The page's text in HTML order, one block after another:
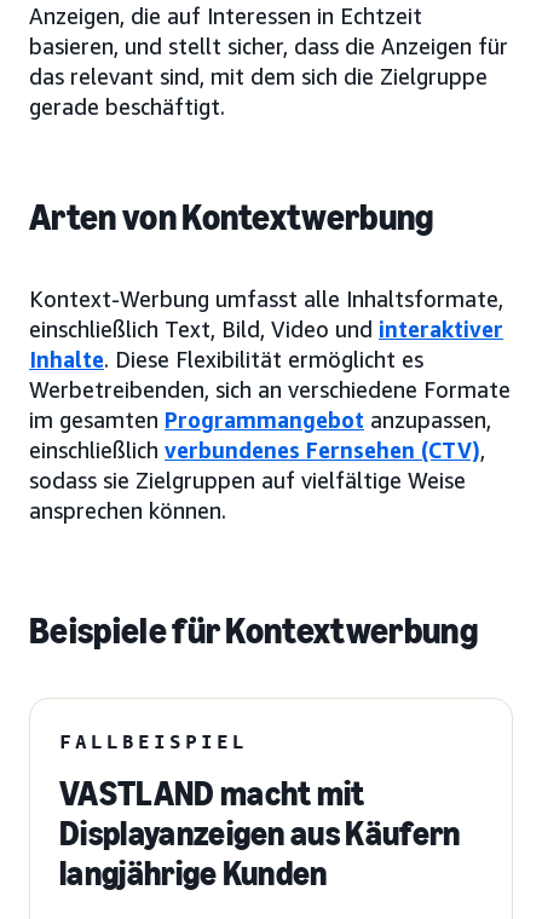
Anzeigen, die auf Interessen in Echtzeit
basieren, und stellt sicher, dass die Anzeigen für
das relevant sind, mit dem sich die Zielgruppe
gerade beschäftigt.
Arten von Kontextwerbung
Kontext-Werbung umfasst alle Inhaltsformate,
einschließlich Text, Bild, Video und interaktiver
Inhalte. Diese Flexibilität ermöglicht es
Werbetreibenden, sich an verschiedene Formate
im gesamten Programmangebot anzupassen,
einschließlich verbundenes Fernsehen (CTV),
sodass sie Zielgruppen auf vielfältige Weise
ansprechen können.
Beispiele für Kontextwerbung
FALLBEISPIEL
VASTLAND macht mit
Displayanzeigen aus Käufern
langjährige Kunden